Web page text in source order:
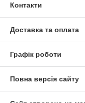
Контакти
Доставка та оплата
Графік роботи
Повна версія сайту